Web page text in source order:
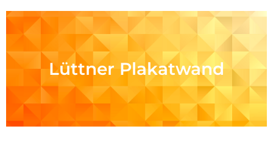
Lüttner Plakatwand